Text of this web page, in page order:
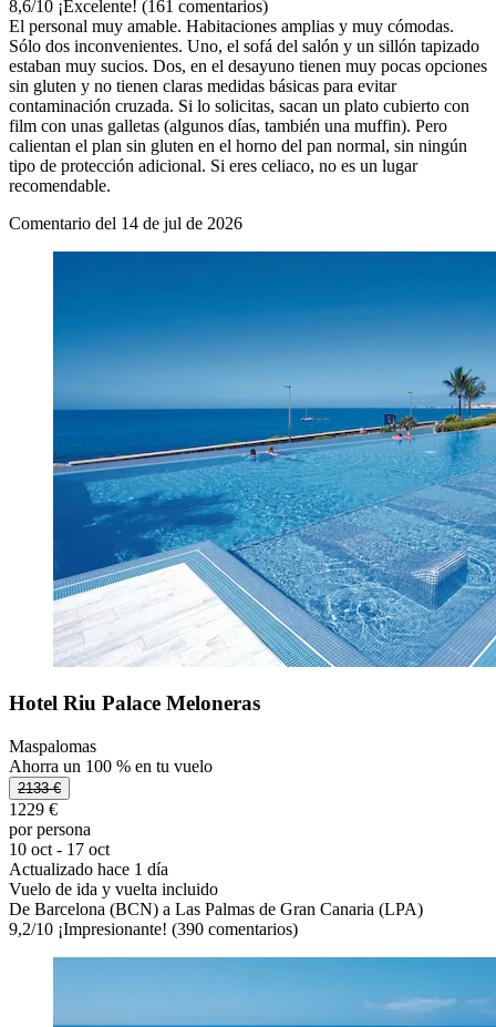
8,6/10 ¡Excelente! (161 comentarios)
El personal muy amable. Habitaciones amplias y muy cómodas.
Sólo dos inconvenientes. Uno, el sofá del salón y un sillón tapizado
estaban muy sucios. Dos, en el desayuno tienen muy pocas opciones
sin gluten y no tienen claras medidas básicas para evitar
contaminación cruzada. Si lo solicitas, sacan un plato cubierto con
film con unas galletas (algunos días, también una muffin). Pero
calientan el plan sin gluten en el horno del pan normal, sin ningún
tipo de protección adicional. Si eres celiaco, no es un lugar
recomendable.
Comentario del 14 de jul de 2026
Hotel Riu Palace Meloneras
Maspalomas
Ahorra un 100 % en tu vuelo
2133 €
1229 €
por persona
10 oct - 17 oct
Actualizado hace 1 día
Vuelo de ida y vuelta incluido
De Barcelona (BCN) a Las Palmas de Gran Canaria (LPA)
9,2/10 ¡Impresionante! (390 comentarios)